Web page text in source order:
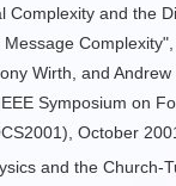
Complexity and the
Complexity",
Wirth, and
Symposium on
October
and the Church-